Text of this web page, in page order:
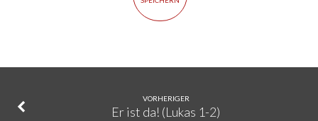
VORHERIGER
Er ist da! (Lukas 1-2)